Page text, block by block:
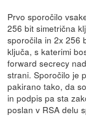
Prvo sporočilo
256 bit simetrična
sporočila in 2x 256
ključa, s katerimi
forward secrecy
strani. Sporočilo je
pakirano tako, da
in podpis pa sta
poslan v RSA delu